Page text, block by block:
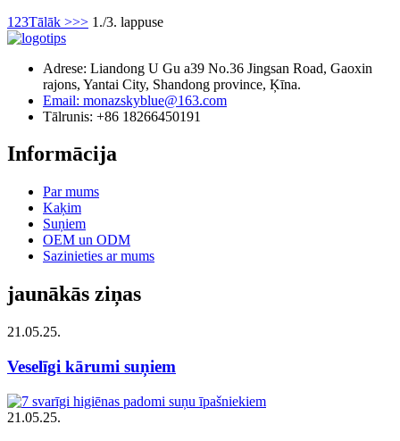
1 23Tālāk >>> 1./3. lappuse
Adrese: Liandong U Gu a39 No.36 Jingsan Road, Gaoxin
rajons, Yantai City, Shandong province, Ķīna.
Email: monazskyblue@163.com
Tālrunis: +86 18266450191
Informācija
Par mums
Kaķim
Suņiem
OEM un ODM
Sazinieties ar mums
jaunākās ziņas
21.05.25.
Veselīgi kārumi suņiem
21.05.25.